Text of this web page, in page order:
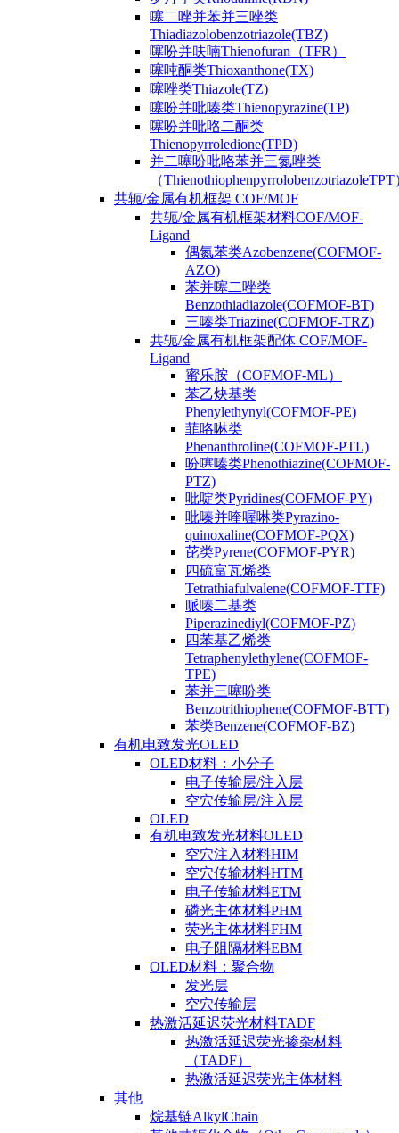
噻二唑并苯并三唑类
Thiadiazolobenzotriazole(TBZ)
噻吩并呋喃Thienofuran（TFR）
噻吨酮类Thioxanthone(TX)
噻唑类Thiazole(TZ)
噻吩并吡嗪类Thienopyrazine(TP)
噻吩并吡咯二酮类
Thienopyrroledione(TPD)
并二噻吩吡咯苯并三氮唑类
（ThienothiophenpyrrolobenzotriazoleTPT
共轭/金属有机框架 COF/MOF
共轭/金属有机框架材料COF/MOF-
Ligand
偶氮苯类Azobenzene(COFMOF-
AZO)
苯并噻二唑类
Benzothiadiazole(COFMOF-BT)
三嗪类Triazine(COFMOF-TRZ)
共轭/金属有机框架配体 COF/MOF-
Ligand
蜜乐胺（COFMOF-ML）
苯乙炔基类
Phenylethynyl(COFMOF-PE)
菲咯啉类
Phenanthroline(COFMOF-PTL)
吩噻嗪类Phenothiazine(COFMOF-
PTZ)
吡啶类Pyridines(COFMOF-PY)
吡嗪并喹喔啉类Pyrazino-
quinoxaline(COFMOF-PQX)
芘类Pyrene(COFMOF-PYR)
四硫富瓦烯类
Tetrathiafulvalene(COFMOF-TTF)
哌嗪二基类
Piperazinediyl(COFMOF-PZ)
四苯基乙烯类
Tetraphenylethylene(COFMOF-
TPE)
苯并三噻吩类
Benzotrithiophene(COFMOF-BTT)
苯类Benzene(COFMOF-BZ)
有机电致发光OLED
OLED材料：小分子
电子传输层/注入层
空穴传输层/注入层
OLED
有机电致发光材料OLED
空穴注入材料HIM
空穴传输材料HTM
电子传输材料ETM
磷光主体材料PHM
荧光主体材料FHM
电子阻隔材料EBM
OLED材料：聚合物
发光层
空穴传输层
热激活延迟荧光材料TADF
热激活延迟荧光掺杂材料
（TADF）
热激活延迟荧光主体材料
其他
烷基链AlkylChain